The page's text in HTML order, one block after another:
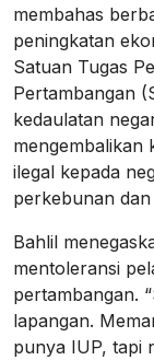
membahas
peningkatan
Satuan Tugas
Pertambangan
kedaulatan
mengembalikan
ilegal kepada
perkebunan
Bahlil
mentoleransi
pertambangan.
lapangan.
punya IUP, tapi